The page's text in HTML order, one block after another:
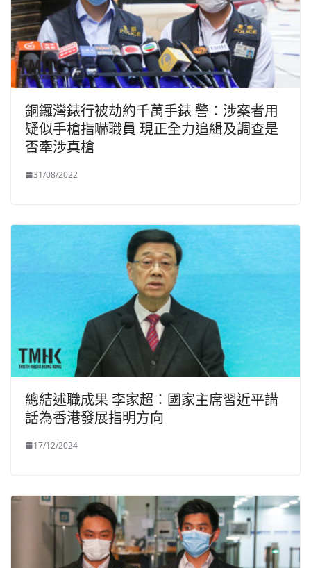
銅鑼灣錶行被劫約千萬手錶 警：涉案者用
疑似手槍指嚇職員 現正全力追緝及調查是
否牽涉真槍
31/08/2022
總結述職成果 李家超：國家主席習近平講
話為香港發展指明方向
17/12/2024